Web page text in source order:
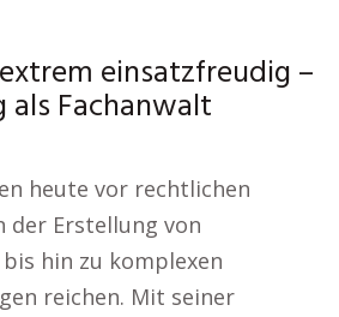
einsatzfreudig –
als Fachanwalt
heute vor rechtlichen
der Erstellung von
hin zu komplexen
reichen. Mit seiner